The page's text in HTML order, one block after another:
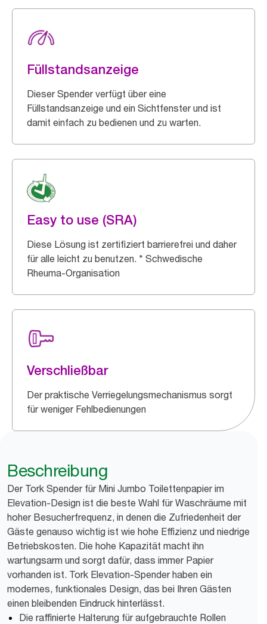
Füllstandsanzeige
Dieser Spender verfügt über eine
Füllstandsanzeige und ein Sichtfenster und ist
damit einfach zu bedienen und zu warten.
Easy to use (SRA)
Diese Lösung ist zertifiziert barrierefrei und daher
für alle leicht zu benutzen. * Schwedische
Rheuma-Organisation
Verschließbar
Der praktische Verriegelungsmechanismus sorgt
für weniger Fehlbedienungen
Beschreibung
Der Tork Spender für Mini Jumbo Toilettenpapier im
Elevation-Design ist die beste Wahl für Waschräume mit
hoher Besucherfrequenz, in denen die Zufriedenheit der
Gäste genauso wichtig ist wie hohe Effizienz und niedrige
Betriebskosten. Die hohe Kapazität macht ihn
wartungsarm und sorgt dafür, dass immer Papier
vorhanden ist. Tork Elevation-Spender haben ein
modernes, funktionales Design, das bei Ihren Gästen
einen bleibenden Eindruck hinterlässt.
Die raffinierte Halterung für aufgebrauchte Rollen